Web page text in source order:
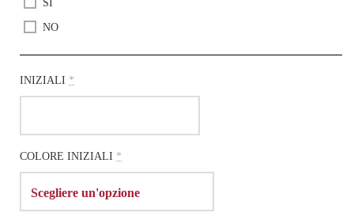
SI
NO
INIZIALI *
COLORE INIZIALI *